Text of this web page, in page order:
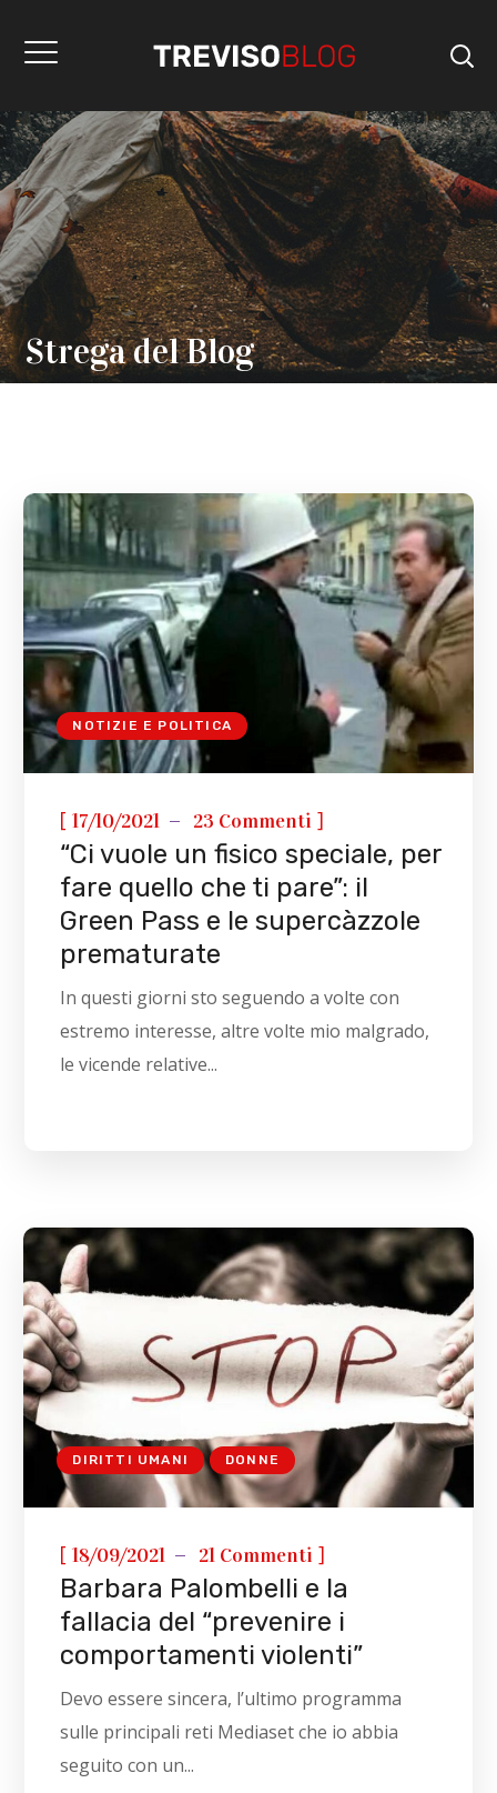
Strega del Blog
NOTIZIE E POLITICA
[17/10/2021 23 Commenti ]
“Ci vuole un fisico speciale, per
fare quello che ti pare”: il
Green Pass e le supercàzzole
prematurate
In questi giorni sto seguendo a volte con
estremo interesse, altre volte mio malgrado,
le vicende relative...
DIRITTI UMANI DONNE
[18/09/2021 21 Commenti ]
Barbara Palombelli e la
fallacia del “prevenire i
comportamenti violenti”
Devo essere sincera, l’ultimo programma
sulle principali reti Mediaset che io abbia
seguito con un...